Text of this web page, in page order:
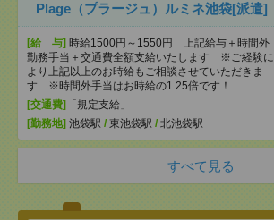
Plage（プラージュ）ルミネ池袋[派遣]
[給 与] 時給1500円～1550円 上記給与＋時間外
勤務手当＋交通費全額支給いたします ※ご経験に
より上記以上のお時給もご相談させていただきま
す ※時間外手当はお時給の1.25倍です！
[交通費]
「規定支給」
[勤務地] 池袋駅 / 東池袋駅 / 北池袋駅
すべて見る